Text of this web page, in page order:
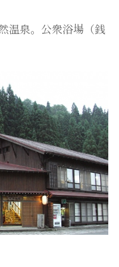
温泉。公衆浴場（銭